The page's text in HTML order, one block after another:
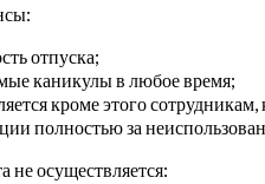
отпуска;
каникулы в любое время;
кроме этого
полностью за
осуществляется: